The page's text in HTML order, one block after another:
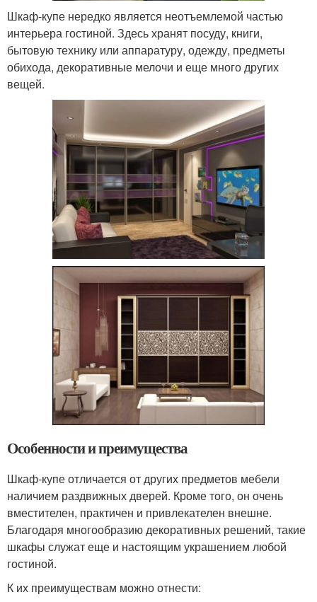
Шкаф-купе нередко является неотъемлемой частью
интерьера гостиной. Здесь хранят посуду, книги,
бытовую технику или аппаратуру, одежду, предметы
обихода, декоративные мелочи и еще много других
вещей.
Особенности и преимущества
Шкаф-купе отличается от других предметов мебели
наличием раздвижных дверей. Кроме того, он очень
вместителен, практичен и привлекателен внешне.
Благодаря многообразию декоративных решений, такие
шкафы служат еще и настоящим украшением любой
гостиной.
К их преимуществам можно отнести: